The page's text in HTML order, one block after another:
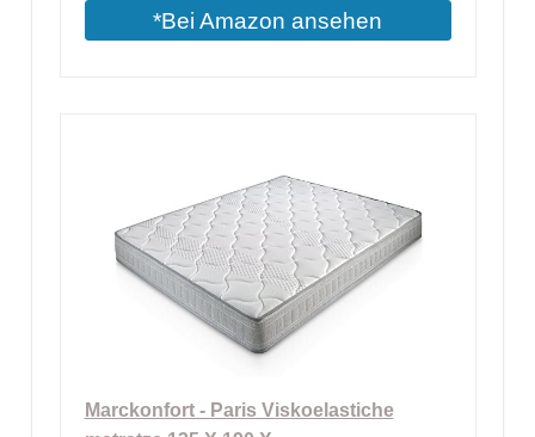
*Bei Amazon ansehen
Marckonfort - Paris Viskoelastiche